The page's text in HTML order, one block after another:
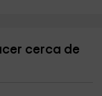
cerca de